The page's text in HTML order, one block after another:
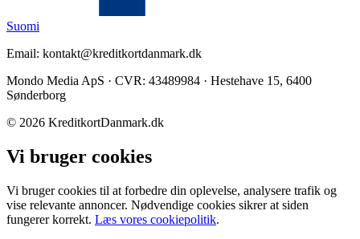
Suomi
Email: kontakt@kreditkortdanmark.dk
Mondo Media ApS · CVR: 43489984 · Hestehave 15, 6400
Sønderborg
© 2026 KreditkortDanmark.dk
Vi bruger cookies
Vi bruger cookies til at forbedre din oplevelse, analysere trafik og
vise relevante annoncer. Nødvendige cookies sikrer at siden
fungerer korrekt. Læs vores cookiepolitik.